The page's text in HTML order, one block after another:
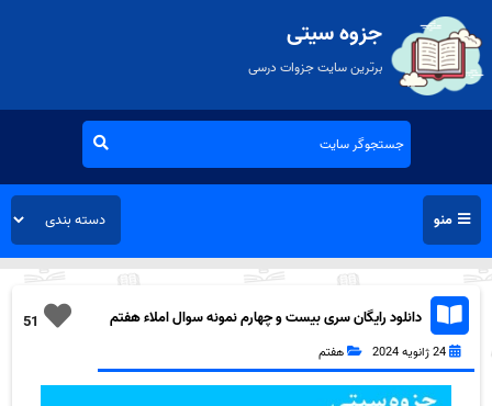
جزوه سیتی
برترین سایت جزوات درسی
منو
51
دانلود رایگان سری بیست و چهارم نمونه سوال املاء هفتم
24 ژانویه 2024 هفتم